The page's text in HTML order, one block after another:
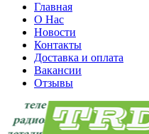
Главная
О Нас
Новости
Контакты
Доставка и оплата
Вакансии
Отзывы